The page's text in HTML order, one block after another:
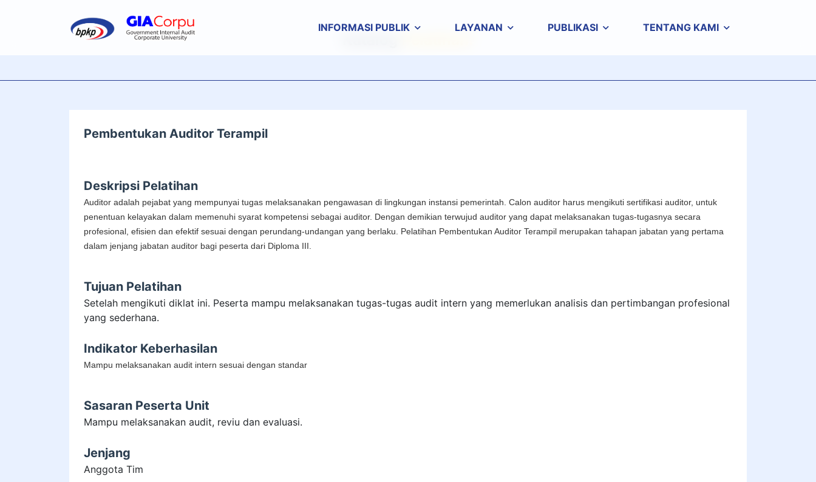
INFORMASI PUBLIK LAYANAN PUBLIKASI TENTANG KAMI
Pembentukan Auditor Terampil
Deskripsi Pelatihan
Auditor adalah pejabat yang mempunyai tugas melaksanakan pengawasan di lingkungan instansi pemerintah. Calon auditor harus mengikuti sertifikasi auditor, untuk
penentuan kelayakan dalam memenuhi syarat kompetensi sebagai auditor. Dengan demikian terwujud auditor yang dapat melaksanakan tugas-tugasnya secara
profesional, efisien dan efektif sesuai dengan perundang-undangan yang berlaku. Pelatihan Pembentukan Auditor Terampil merupakan tahapan jabatan yang pertama
dalam jenjang jabatan auditor bagi peserta dari Diploma III.
Tujuan Pelatihan
Setelah mengikuti diklat ini. Peserta mampu melaksanakan tugas-tugas audit intern yang memerlukan analisis dan pertimbangan profesional
yang sederhana.
Indikator Keberhasilan
Mampu melaksanakan audit intern sesuai dengan standar
Sasaran Peserta Unit
Mampu melaksanakan audit, reviu dan evaluasi.
Jenjang
Anggota Tim